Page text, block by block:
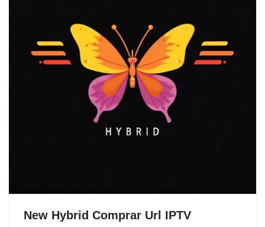
New Hybrid Comprar Url IPTV